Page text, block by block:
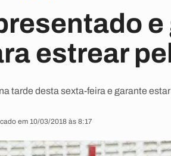
estrear
tarde desta sexta-feira e garante
em 10/03/2018 às 8:17